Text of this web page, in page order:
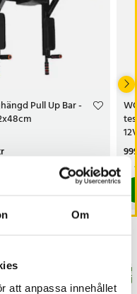
Om
att anpassa innehållet
Pull Up Bar -
899 kr
i lager 2026-09-11